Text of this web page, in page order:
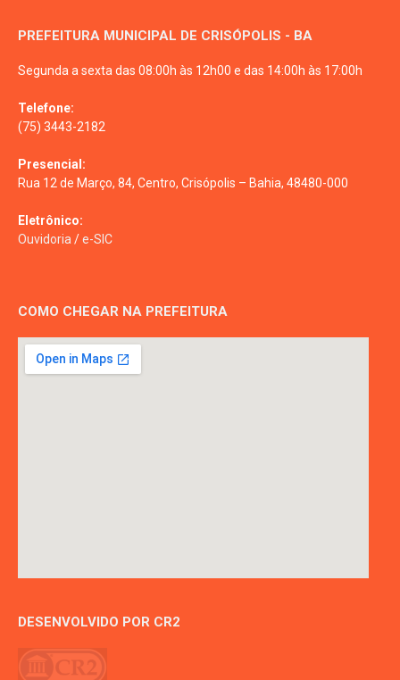
PREFEITURA MUNICIPAL DE CRISÓPOLIS - BA
Segunda a sexta das 08:00h às 12h00 e das 14:00h às 17:00h
Telefone:
(75) 3443-2182
Presencial:
Rua 12 de Março, 84, Centro, Crisópolis – Bahia, 48480-000
Eletrônico:
Ouvidoria/e-SIC
COMO CHEGAR NA PREFEITURA
DESENVOLVIDO POR CR2